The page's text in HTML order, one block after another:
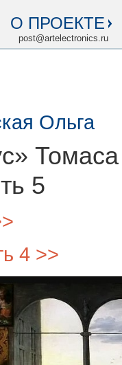
О ПРОЕКТЕ
post@artelectronics.ru
Ольга
5
4 >>